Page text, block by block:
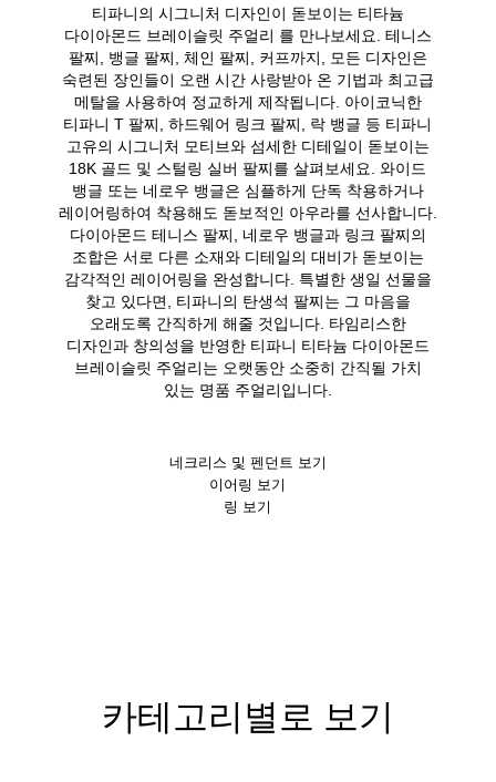
티파니의 시그니처 디자인이 돋보이는 티타늄
다이아몬드 브레이슬릿 주얼리 를 만나보세요. 테니스
팔찌, 뱅글 팔찌, 체인 팔찌, 커프까지, 모든 디자인은
숙련된 장인들이 오랜 시간 사랑받아 온 기법과 최고급
메탈을 사용하여 정교하게 제작됩니다. 아이코닉한
티파니 T 팔찌, 하드웨어 링크 팔찌, 락 뱅글 등 티파니
고유의 시그니처 모티브와 섬세한 디테일이 돋보이는
18K 골드 및 스털링 실버 팔찌를 살펴보세요. 와이드
뱅글 또는 네로우 뱅글은 심플하게 단독 착용하거나
레이어링하여 착용해도 돋보적인 아우라를 선사합니다.
다이아몬드 테니스 팔찌, 네로우 뱅글과 링크 팔찌의
조합은 서로 다른 소재와 디테일의 대비가 돋보이는
감각적인 레이어링을 완성합니다. 특별한 생일 선물을
찾고 있다면, 티파니의 탄생석 팔찌는 그 마음을
오래도록 간직하게 해줄 것입니다. 타임리스한
디자인과 창의성을 반영한 티파니 티타늄 다이아몬드
브레이슬릿 주얼리는 오랫동안 소중히 간직될 가치
있는 명품 주얼리입니다.
네크리스 및 펜던트 보기
이어링 보기
링 보기
카테고리별로 보기